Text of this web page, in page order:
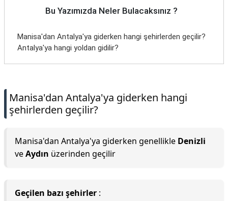
Bu Yazımızda Neler Bulacaksınız ?
Manisa'dan Antalya'ya giderken hangi şehirlerden geçilir?
Antalya'ya hangi yoldan gidilir?
Manisa'dan Antalya'ya giderken hangi
şehirlerden geçilir?
Manisa'dan Antalya'ya giderken genellikle Denizli
veAydın üzerinden geçilir
Geçilen bazı şehirler :